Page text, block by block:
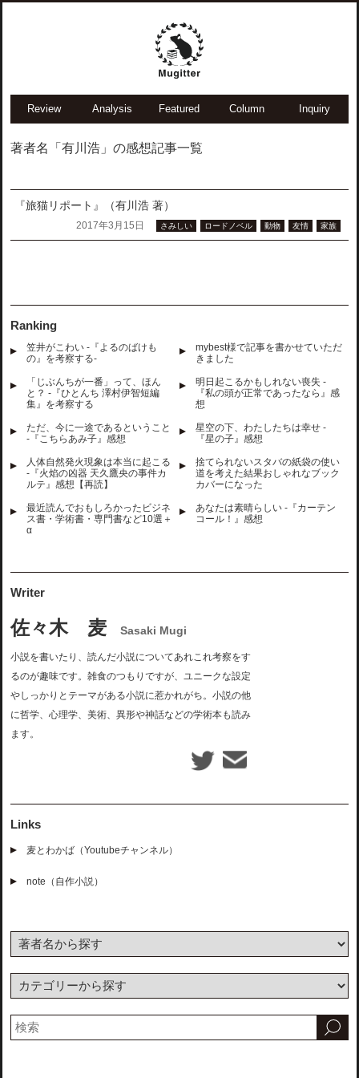
Review Analysis Featured Column Inquiry
著者名「有川浩」の感想記事一覧
『旅猫リポート』（有川浩 著）
2017年3月15日 さみしい ロードノベル 動物 友情 家族
Ranking
笠井がこわい -『よるのばけも
の』を考察する-
mybest様で記事を書かせていただ
きました
「じぶんちが一番」って、ほん
と？ -『ひとんち 澤村伊智短編
集』を考察する
明日起こるかもしれない喪失 -
『私の頭が正常であったなら』感
想
ただ、今に一途であるということ
-『こちらあみ子』感想
星空の下、わたしたちは幸せ -
『星の子』感想
人体自然発火現象は本当に起こる
-『火焰の凶器 天久鷹央の事件カ
ルテ』感想【再読】
捨てられないスタバの紙袋の使い
道を考えた結果おしゃれなブック
カバーになった
最近読んでおもしろかったビジネ
ス書・学術書・専門書など10選＋
α
あなたは素晴らしい -『カーテン
コール！』感想
Writer
佐々木 麦 Sasaki Mugi
小説を書いたり、読んだ小説についてあれこれ考察をす
るのが趣味です。雑食のつもりですが、ユニークな設定
やしっかりとテーマがある小説に惹かれがち。小説の他
に哲学、心理学、美術、異形や神話などの学術本も読み
ます。
Links
麦とわかば（Youtubeチャンネル）
note（自作小説）